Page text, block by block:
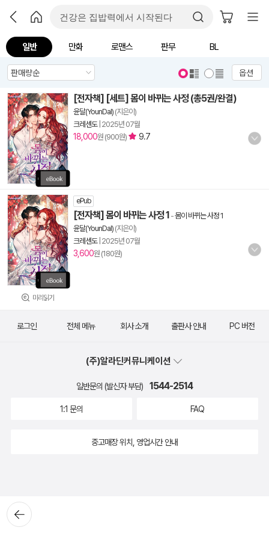
일반 만화 로맨스 판무 BL
옵션
[전자책] [세트] 몸이 바뀌는 사정 (총5권/완결)
윤달(YounDal) (지은이)
크레센도| 2025년 07월
18,000원 (900원) 9.7
미리읽기
ePub
[전자책] 몸이 바뀌는 사정 1 -몸이 바뀌는 사정 1
윤달(YounDal) (지은이)
크레센도| 2025년 07월
3,600원 (180원)
뒤로가
기
로그인 전체 메뉴 회사 소개 출판사 안내 PC 버전
(주)알라딘커뮤니케이션
일반문의 (발신자 부담) 1544-2514
1:1 문의 FAQ
중고매장 위치, 영업시간 안내